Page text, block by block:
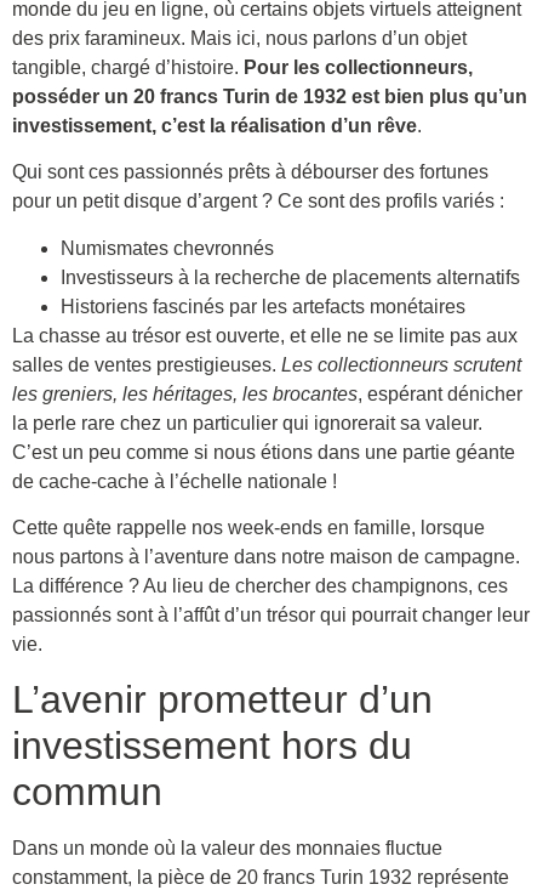
monde du jeu en ligne, où certains objets virtuels atteignent
des prix faramineux. Mais ici, nous parlons d’un objet
tangible, chargé d’histoire. Pour les collectionneurs,
posséder un 20 francs Turin de 1932 est bien plus qu’un
investissement, c’est la réalisation d’un rêve.
Qui sont ces passionnés prêts à débourser des fortunes
pour un petit disque d’argent ? Ce sont des profils variés :
Numismates chevronnés
Investisseurs à la recherche de placements alternatifs
Historiens fascinés par les artefacts monétaires
La chasse au trésor est ouverte, et elle ne se limite pas aux
salles de ventes prestigieuses. Les collectionneurs scrutent
les greniers, les héritages, les brocantes, espérant dénicher
la perle rare chez un particulier qui ignorerait sa valeur.
C’est un peu comme si nous étions dans une partie géante
de cache-cache à l’échelle nationale !
Cette quête rappelle nos week-ends en famille, lorsque
nous partons à l’aventure dans notre maison de campagne.
La différence ? Au lieu de chercher des champignons, ces
passionnés sont à l’affût d’un trésor qui pourrait changer leur
vie.
L’avenir prometteur d’un
investissement hors du
commun
Dans un monde où la valeur des monnaies fluctue
constamment, la pièce de 20 francs Turin 1932 représente